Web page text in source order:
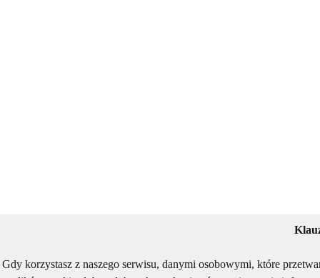
Gdy korzystasz z naszego serwisu, danymi osobowymi, które